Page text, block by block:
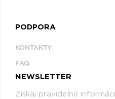
PODPORA
KONTAKTY
FAQ
NEWSLETTER
Získaj pravidelné